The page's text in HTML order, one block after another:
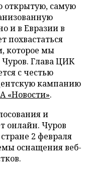
открытую, самую
и в Евразии в
похвастаться
которое мы
Чуров. Глава ЦИК
с честью
кампанию
«Новости».
и
онлайн. Чуров
2 февраля
оснащения веб-